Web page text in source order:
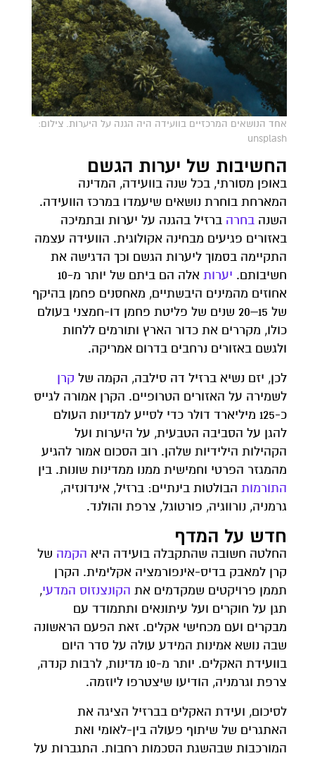
אחד הנושאים המרכזיים בוועידה היה הגנה על היערות. צילום:
unsplash
החשיבות של יערות הגשם
באופן מסורתי, בכל שנה בוועידה, המדינה
המארחת בוחרת נושאים שיעמדו במרכז הוועידה.
השנה בחרה ברזיל בהגנה על יערות ובתמיכה
באזורים פגיעים מבחינה אקולוגית. הוועידה עצמה
התקיימה בסמוך ליערות הגשם וכך הדגישה את
חשיבותם. יערות
אלה הם ביתם של יותר מ-10
אחוזים מהמינים היבשתיים, מאחסנים פחמן בהיקף
של 15–20 שנים של פליטת פחמן דו-חמצני בעולם
כולו, מקררים את כדור הארץ ותורמים ללחות
ולגשם באזורים נרחבים בדרום אמריקה.
לכן, יזם נשיא ברזיל דה סילבה, הקמה של קרן
לשמירה על האזורים הטרופיים. הקרן אמורה לגייס
כ-125 מיליארד דולר כדי לסייע למדינות העולם
להגן על הסביבה הטבעית, על היערות ועל
הקהילות הילידיות שלהן. רוב הסכום אמור להגיע
מהמגזר הפרטי וחמישית ממנו ממדינות שונות. בין
התורמות הבולטות בינתיים: ברזיל, אינדונזיה,
גרמניה, נורווגיה, פורטוגל, צרפת והולנד.
חדש על המדף
החלטה חשובה שהתקבלה בועידה היא הקמה של
קרן למאבק בדיס-אינפורמציה אקלימית. הקרן
תממן פרויקטים שמקדמים את הקונצנזוס המדעי,
תגן על חוקרים ועל עיתונאים ותתמודד עם
מבקרים ועם מכחישי אקלים. זאת הפעם הראשונה
שבה נושא אמינות המידע עולה על סדר היום
בוועידת האקלים. יותר מ-10 מדינות, לרבות קנדה,
צרפת וגרמניה, הודיעו שיצטרפו ליוזמה.
לסיכום, ועידת האקלים בברזיל הציגה את
האתגרים של שיתוף פעולה בין-לאומי ואת
המורכבות שבהשגת הסכמות רחבות. התגברות על